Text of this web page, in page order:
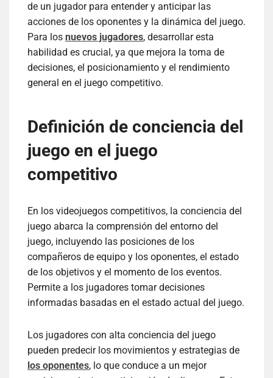
de un jugador para entender y anticipar las
acciones de los oponentes y la dinámica del juego.
Para los nuevos jugadores, desarrollar esta
habilidad es crucial, ya que mejora la toma de
decisiones, el posicionamiento y el rendimiento
general en el juego competitivo.
Definición de conciencia del
juego en el juego
competitivo
En los videojuegos competitivos, la conciencia del
juego abarca la comprensión del entorno del
juego, incluyendo las posiciones de los
compañeros de equipo y los oponentes, el estado
de los objetivos y el momento de los eventos.
Permite a los jugadores tomar decisiones
informadas basadas en el estado actual del juego.
Los jugadores con alta conciencia del juego
pueden predecir los movimientos y estrategias de
los oponentes, lo que conduce a un mejor